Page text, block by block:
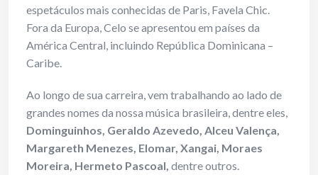
espetáculos mais conhecidas de Paris, Favela Chic.
Fora da Europa, Celo se apresentou em países da
América Central, incluindo República Dominicana –
Caribe.
Ao longo de sua carreira, vem trabalhando ao lado de
grandes nomes da nossa música brasileira, dentre eles,
Dominguinhos, Geraldo Azevedo, Alceu Valença,
Margareth Menezes, Elomar, Xangai, Moraes
Moreira, Hermeto Pascoal, dentre outros.